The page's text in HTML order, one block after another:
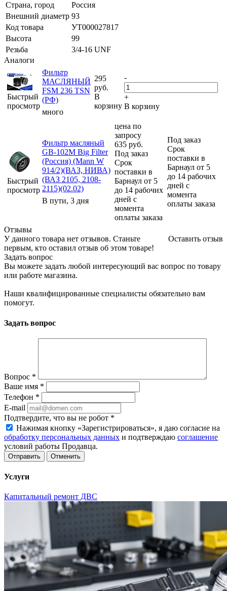
Страна, город
Россия
Внешний диаметр 93
Код товара
УТ000027817
Высота
99
Резьба
3/4-16 UNF
Аналоги
Быстрый
просмотр
Фильтр
МАСЛЯНЫЙ
FSM 236 TSN
(РФ)
много
295
руб.
В
корзину
-
+
В корзину
Быстрый
просмотр
Фильтр масляный
GB-102M Big Filter
(Россия) (Mann W
914/2)(ВАЗ, НИВА)
(ВАЗ 2105, 2108-
2115)(02.02)
В пути, 3 дня
цена по
запросу
635 руб.
Под заказ
Срок
поставки в
Барнаул от 5
до 14 рабочих
дней с
момента
оплаты заказа
Под заказ
Срок
поставки в
Барнаул от 5
до 14 рабочих
дней с
момента
оплаты заказа
Отзывы
Оставить отзыв
У данного товара нет отзывов. Станьте
первым, кто оставил отзыв об этом товаре!
Задать вопрос
Вы можете задать любой интересующий вас вопрос по товару
или работе магазина.
Наши квалифицированные специалисты обязательно вам
помогут.
Задать вопрос
Вопрос *
Ваше имя *
Телефон *
E-mail
Подтвердите, что вы не робот *
Нажимая кнопку «Зарегистрироваться», я даю согласие на
обработку персональных данных и подтверждаю соглашение
условий работы Продавца.
Отменить
Услуги
Капитальный ремонт ДВС